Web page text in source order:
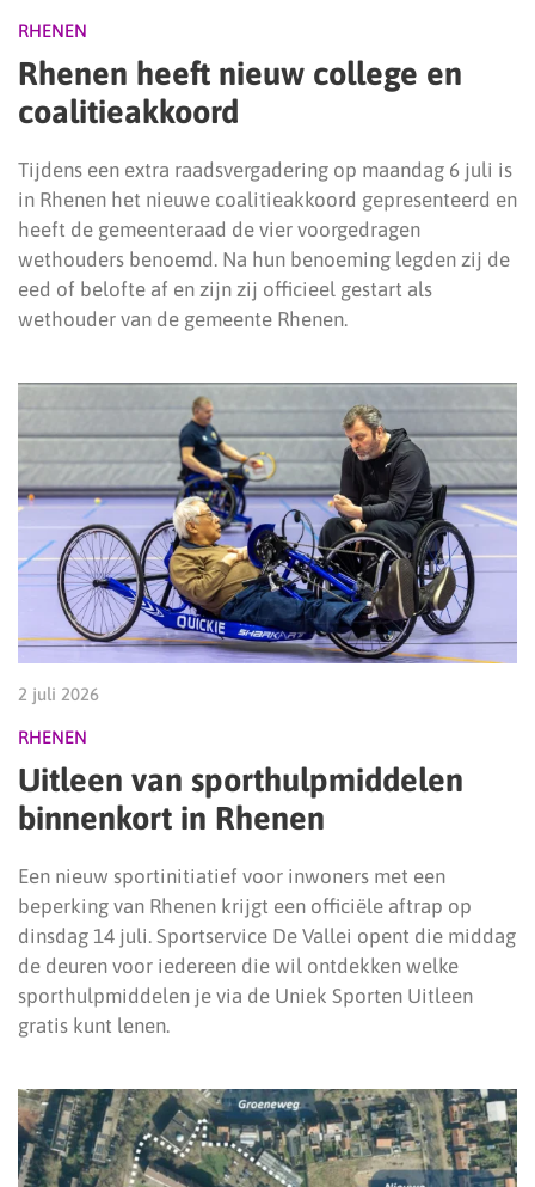
RHENEN
Rhenen heeft nieuw college en
coalitieakkoord
Tijdens een extra raadsvergadering op maandag 6 juli is
in Rhenen het nieuwe coalitieakkoord gepresenteerd en
heeft de gemeenteraad de vier voorgedragen
wethouders benoemd. Na hun benoeming legden zij de
eed of belofte af en zijn zij officieel gestart als
wethouder van de gemeente Rhenen.
2 juli 2026
RHENEN
Uitleen van sporthulpmiddelen
binnenkort in Rhenen
Een nieuw sportinitiatief voor inwoners met een
beperking van Rhenen krijgt een officiële aftrap op
dinsdag 14 juli. Sportservice De Vallei opent die middag
de deuren voor iedereen die wil ontdekken welke
sporthulpmiddelen je via de Uniek Sporten Uitleen
gratis kunt lenen.